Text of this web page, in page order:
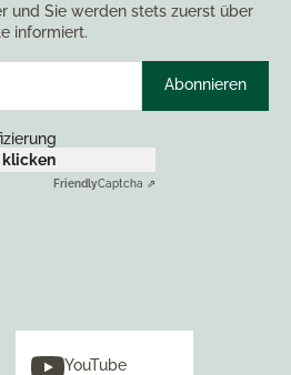
und Sie werden stets zuerst über
informiert.
Abonnieren
klicken
FriendlyCaptcha ⇗
YouTube